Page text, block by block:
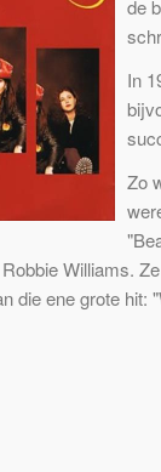
de
In
Zo
Williams.
die ene grote hit: